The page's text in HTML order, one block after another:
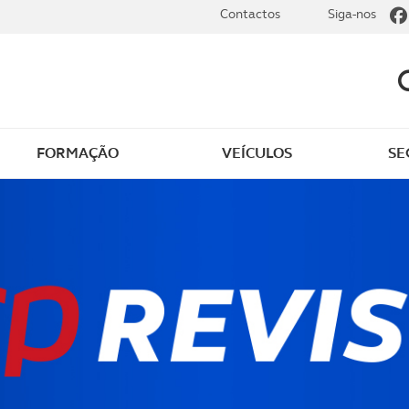
FORMAÇÃO VEÍCULOS
Contactos Siga-nos